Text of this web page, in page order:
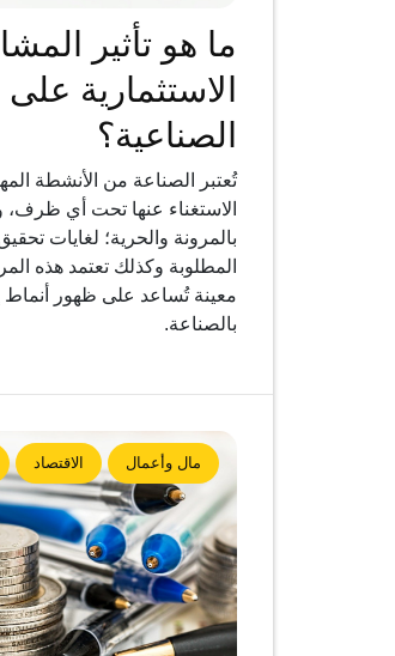
ما هو تأثير
الاستثمارية
الصناعية؟
تُعتبر الصناعة من الأنشطة
الاستغناء عنها تحت أي ظرف،
بالمرونة والحرية؛ لغايات
المطلوبة وكذلك تعتمد هذه
معينة تُساعد على ظهور أنماط
بالصناعة.
مال وأعمال الاقتصاد